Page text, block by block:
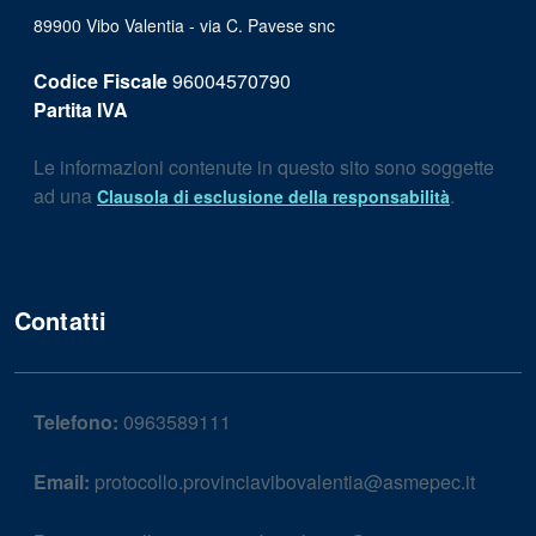
89900 Vibo Valentia - via C. Pavese snc
Codice Fiscale96004570790
Partita IVA
Le informazioni contenute in questo sito sono soggette
ad una Clausola di esclusione della responsabilità.
Contatti
Telefono: 0963589111
Email: protocollo.provinciavibovalentia@asmepec.it